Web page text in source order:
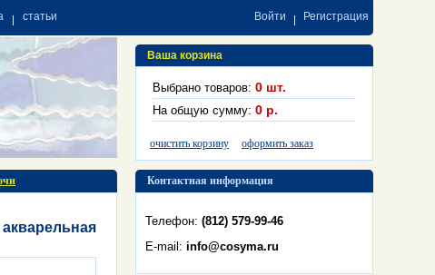
статьи Войти Регистрация
Ваша корзина
Выбрано товаров: 0 шт.
На общую сумму: 0 р.
очистить корзину оформить заказ
Контактная информация
Телефон: (812) 579-99-46
E-mail: info@cosyma.ru